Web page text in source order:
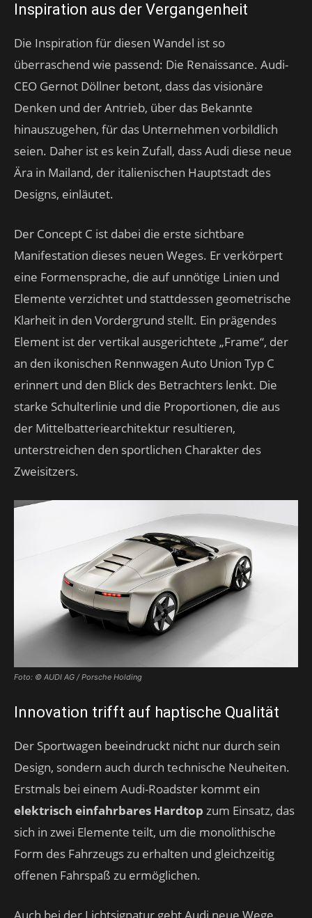
Inspiration aus der Vergangenheit
Die Inspiration für diesen Wandel ist so
überraschend wie passend: Die Renaissance. Audi-
CEO Gernot Döllner betont, dass das visionäre
Denken und der Antrieb, über das Bekannte
hinauszugehen, für das Unternehmen vorbildlich
seien. Daher ist es kein Zufall, dass Audi diese neue
Ära in Mailand, der italienischen Hauptstadt des
Designs, einläutet.
Der Concept C ist dabei die erste sichtbare
Manifestation dieses neuen Weges. Er verkörpert
eine Formensprache, die auf unnötige Linien und
Elemente verzichtet und stattdessen geometrische
Klarheit in den Vordergrund stellt. Ein prägendes
Element ist der vertikal ausgerichtete „Frame“, der
an den ikonischen Rennwagen Auto Union Typ C
erinnert und den Blick des Betrachters lenkt. Die
starke Schulterlinie und die Proportionen, die aus
der Mittelbatteriearchitektur resultieren,
unterstreichen den sportlichen Charakter des
Zweisitzers.
Foto: © AUDI AG / Porsche Holding
Innovation trifft auf haptische Qualität
Der Sportwagen beeindruckt nicht nur durch sein
Design, sondern auch durch technische Neuheiten.
Erstmals bei einem Audi-Roadster kommt ein
elektrisch einfahrbares Hardtop zum Einsatz, das
sich in zwei Elemente teilt, um die monolithische
Form des Fahrzeugs zu erhalten und gleichzeitig
offenen Fahrspaß zu ermöglichen.